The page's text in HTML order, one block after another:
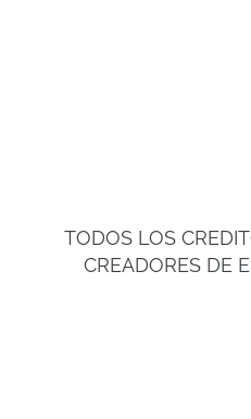
TODOS LOS
CREADORES DE